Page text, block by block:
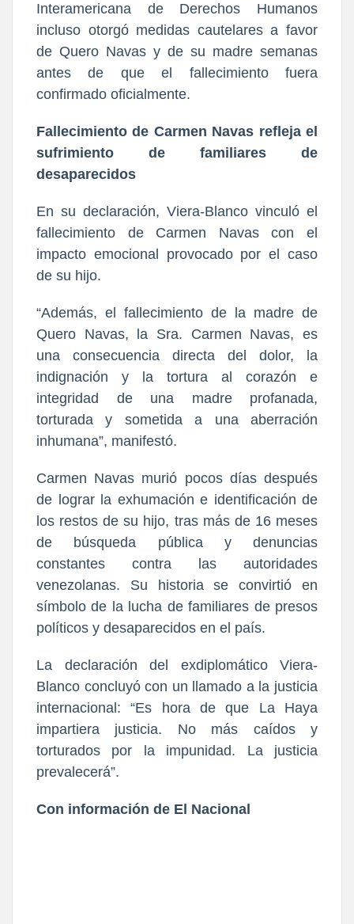
Interamericana de Derechos Humanos
incluso otorgó medidas cautelares a favor
de Quero Navas y de su madre semanas
antes de que el fallecimiento fuera
confirmado oficialmente.
Fallecimiento de Carmen Navas refleja el
sufrimiento de familiares de
desaparecidos
En su declaración, Viera-Blanco vinculó el
fallecimiento de Carmen Navas con el
impacto emocional provocado por el caso
de su hijo.
“Además, el fallecimiento de la madre de
Quero Navas, la Sra. Carmen Navas, es
una consecuencia directa del dolor, la
indignación y la tortura al corazón e
integridad de una madre profanada,
torturada y sometida a una aberración
inhumana”, manifestó.
Carmen Navas murió pocos días después
de lograr la exhumación e identificación de
los restos de su hijo, tras más de 16 meses
de búsqueda pública y denuncias
constantes contra las autoridades
venezolanas. Su historia se convirtió en
símbolo de la lucha de familiares de presos
políticos y desaparecidos en el país.
La declaración del exdiplomático Viera-
Blanco concluyó con un llamado a la justicia
internacional: “Es hora de que La Haya
impartiera justicia. No más caídos y
torturados por la impunidad. La justicia
prevalecerá”.
Con información de El Nacional